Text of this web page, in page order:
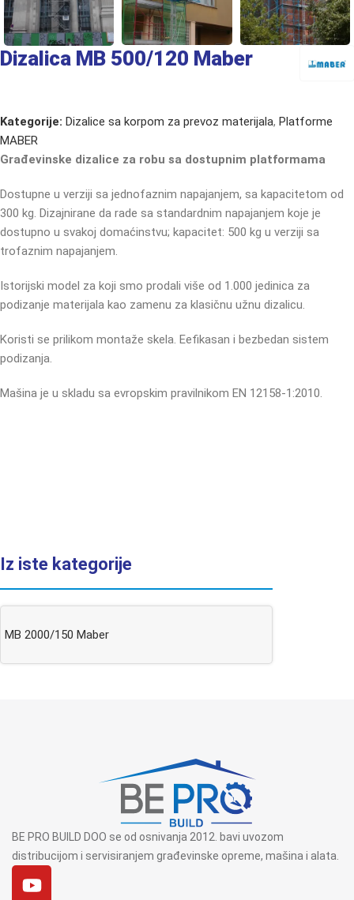
Dizalica MB 500/120 Maber
Kategorije: Dizalice sa korpom za prevoz materijala, Platforme
MABER
Građevinske dizalice za robu sa dostupnim platformama
Dostupne u verziji sa jednofaznim napajanjem, sa kapacitetom od
300 kg. Dizajnirane da rade sa standardnim napajanjem koje je
dostupno u svakoj domaćinstvu; kapacitet: 500 kg u verziji sa
trofaznim napajanjem.
Istorijski model za koji smo prodali više od 1.000 jedinica za
podizanje materijala kao zamenu za klasičnu užnu dizalicu.
Koristi se prilikom montaže skela. Eefikasan i bezbedan sistem
podizanja.
Mašina je u skladu sa evropskim pravilnikom EN 12158-1:2010.
Iz iste kategorije
MB 2000/150 Maber
BE PRO BUILD DOO se od osnivanja 2012. bavi uvozom
distribucijom i servisiranjem građevinske opreme, mašina i alata.